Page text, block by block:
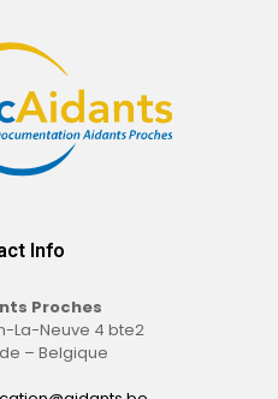
Info
Proches
La-Neuve 4 bte2
– Belgique